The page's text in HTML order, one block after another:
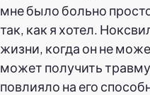
мне было больно
так, как я хотел.
жизни, когда он не
может получить
повлияло на его